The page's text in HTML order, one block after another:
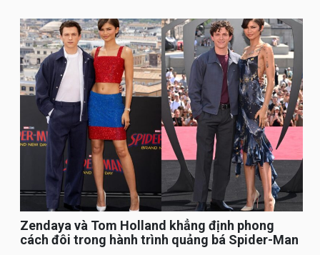
Zendaya và Tom Holland khẳng định phong
cách đôi trong hành trình quảng bá Spider-Man